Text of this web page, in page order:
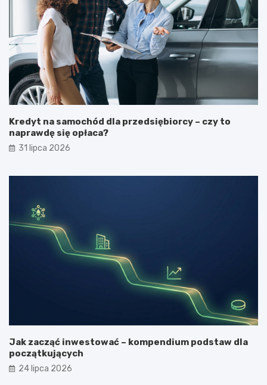
Kredyt na samochód dla przedsiębiorcy – czy to
naprawdę się opłaca?
31 lipca 2026
Jak zacząć inwestować – kompendium podstaw dla
początkujących
24 lipca 2026